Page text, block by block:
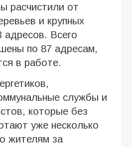
расчистили от
и крупных
адресов. Всего
по 87 адресам,
в работе.
службы и
которые без
уже несколько
жителям за